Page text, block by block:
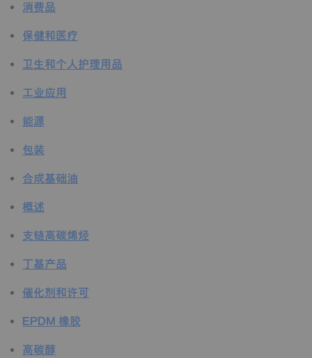
消费品
保健和医疗
卫生和个人护理用品
工业应用
能源
包装
合成基础油
概述
支链高碳烯烃
丁基产品
催化剂和许可
EPDM 橡胶
高碳醇